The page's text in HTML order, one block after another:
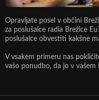
Opravljate posel v občini
za poslušalce radia Brežice
poslušalce obvestiti kakšne
V vsakem primeru nas
vašo ponudbo, da jo v vašem